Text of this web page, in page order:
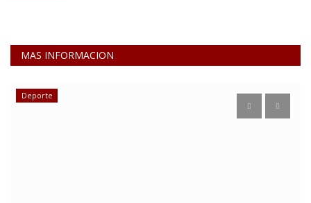
MAS INFORMACION
Deporte